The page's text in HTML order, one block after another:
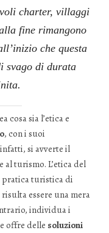
charter, villaggi
fine rimangono
che questa
svago di durata
cosa sia l’etica e
, con i suoi
si avverte il
turismo. L’etica del
pratica turistica di
essere una mera
individua i
e offre delle soluzioni